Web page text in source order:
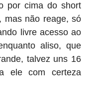
por cima do short
mas não reage, só
livre acesso ao
aliso, que
talvez uns 16
ele com certeza